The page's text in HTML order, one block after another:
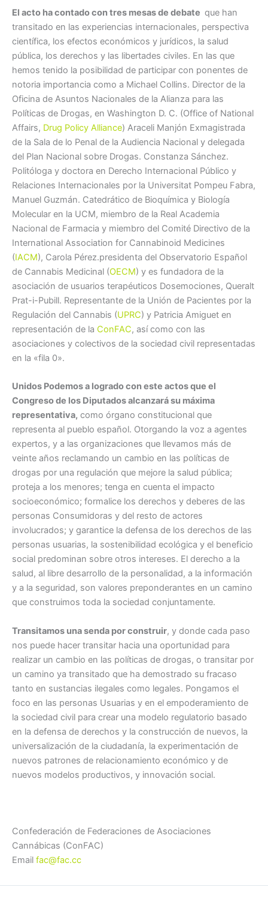
El acto ha contado con tres mesas de debate que han
transitado en las experiencias internacionales, perspectiva
científica, los efectos económicos y jurídicos, la salud
pública, los derechos y las libertades civiles. En las que
hemos tenido la posibilidad de participar con ponentes de
notoria importancia como a Michael Collins. Director de la
Oficina de Asuntos Nacionales de la Alianza para las
Políticas de Drogas, en Washington D. C. (Office of National
Affairs, Drug Policy Alliance) Araceli Manjón Exmagistrada
de la Sala de lo Penal de la Audiencia Nacional y delegada
del Plan Nacional sobre Drogas. Constanza Sánchez.
Politóloga y doctora en Derecho Internacional Público y
Relaciones Internacionales por la Universitat Pompeu Fabra,
Manuel Guzmán. Catedrático de Bioquímica y Biología
Molecular en la UCM, miembro de la Real Academia
Nacional de Farmacia y miembro del Comité Directivo de la
International Association for Cannabinoid Medicines
(IACM), Carola Pérez.presidenta del Observatorio Español
de Cannabis Medicinal (OECM) y es fundadora de la
asociación de usuarios terapéuticos Dosemociones, Queralt
Prat-i-Pubill. Representante de la Unión de Pacientes por la
Regulación del Cannabis (UPRC) y Patricia Amiguet en
representación de la ConFAC, así como con las
asociaciones y colectivos de la sociedad civil representadas
en la «fila 0».
Unidos Podemos a logrado con este actos que el
Congreso de los Diputados alcanzará su máxima
representativa, como órgano constitucional que
representa al pueblo español. Otorgando la voz a agentes
expertos, y a las organizaciones que llevamos más de
veinte años reclamando un cambio en las políticas de
drogas por una regulación que mejore la salud pública;
proteja a los menores; tenga en cuenta el impacto
socioeconómico; formalice los derechos y deberes de las
personas Consumidoras y del resto de actores
involucrados; y garantice la defensa de los derechos de las
personas usuarias, la sostenibilidad ecológica y el beneficio
social predominan sobre otros intereses. El derecho a la
salud, al libre desarrollo de la personalidad, a la información
y a la seguridad, son valores preponderantes en un camino
que construimos toda la sociedad conjuntamente.
Transitamos una senda por construir, y donde cada paso
nos puede hacer transitar hacia una oportunidad para
realizar un cambio en las políticas de drogas, o transitar por
un camino ya transitado que ha demostrado su fracaso
tanto en sustancias ilegales como legales. Pongamos el
foco en las personas Usuarias y en el empoderamiento de
la sociedad civil para crear una modelo regulatorio basado
en la defensa de derechos y la construcción de nuevos, la
universalización de la ciudadanía, la experimentación de
nuevos patrones de relacionamiento económico y de
nuevos modelos productivos, y innovación social.
Confederación de Federaciones de Asociaciones
Cannábicas (ConFAC)
Email fac@fac.cc